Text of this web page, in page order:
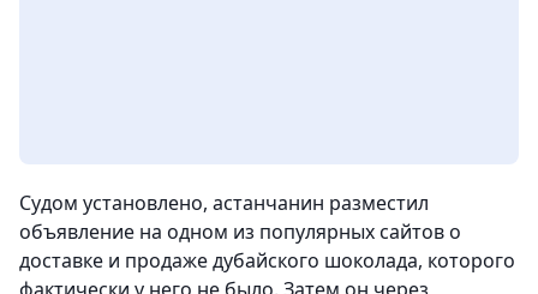
Судом установлено, астанчанин разместил
объявление на одном из популярных сайтов о
доставке и продаже дубайского шоколада, которого